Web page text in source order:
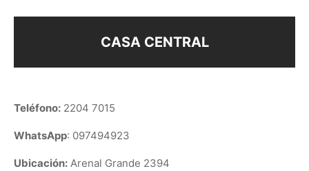
CASA CENTRAL
Teléfono: 2204 7015
WhatsApp: 097494923
Ubicación: Arenal Grande 2394